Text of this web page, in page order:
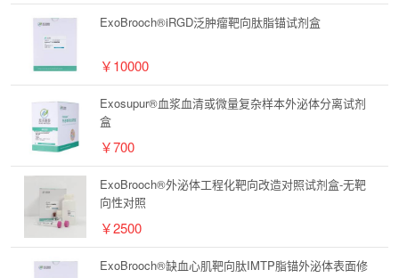
ExoBrooch®iRGD泛肿瘤靶向肽脂锚试剂盒
￥10000
Exosupur®血浆血清或微量复杂样本外泌体分离试剂
盒
￥700
ExoBrooch®外泌体工程化靶向改造对照试剂盒-无靶
向性对照
￥2500
ExoBrooch®缺血心肌靶向肽IMTP脂锚外泌体表面修